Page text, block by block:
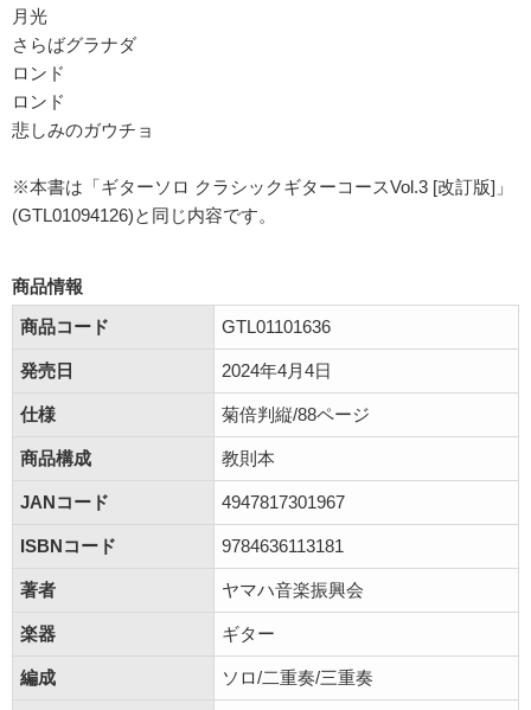
月光
さらばグラナダ
ロンド
ロンド
悲しみのガウチョ
※本書は「ギターソロ クラシックギターコースVol.3 [改訂版]」
(GTL01094126)と同じ内容です。
商品情報
商品コード
GTL01101636
発売日 2024年4月4日
仕様 菊倍判縦/88ページ
商品構成 教則本
JANコード 4947817301967
ISBNコード 9784636113181
著者 ヤマハ音楽振興会
楽器 ギター
編成 ソロ/二重奏/三重奏